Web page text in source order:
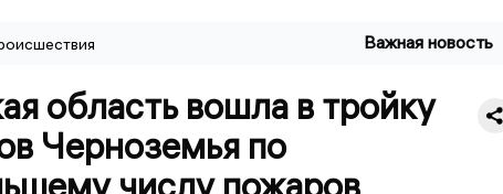
Важная новость
область вошла в тройку
Черноземья по